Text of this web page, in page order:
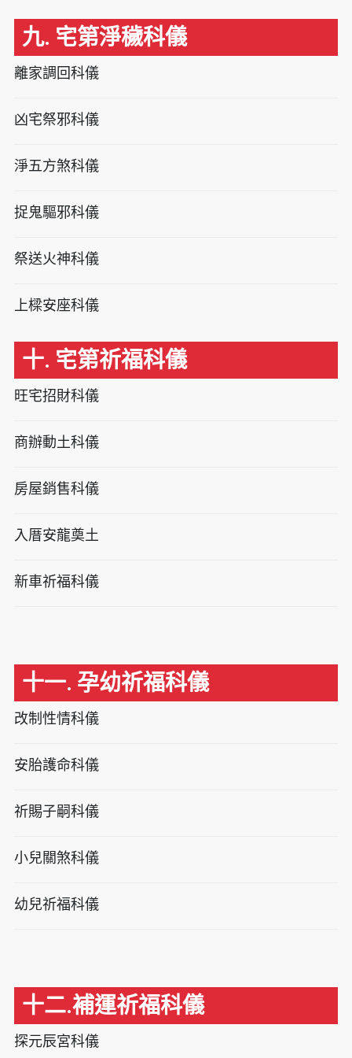
九. 宅第淨穢科儀
離家調回科儀
凶宅祭邪科儀
淨五方煞科儀
捉鬼驅邪科儀
祭送火神科儀
上樑安座科儀
十. 宅第祈福科儀
旺宅招財科儀
商辦動土科儀
房屋銷售科儀
入厝安龍奠土
新車祈福科儀
十一. 孕幼祈福科儀
改制性情科儀
安胎護命科儀
祈賜子嗣科儀
小兒關煞科儀
幼兒祈福科儀
十二.補運祈福科儀
探元辰宮科儀